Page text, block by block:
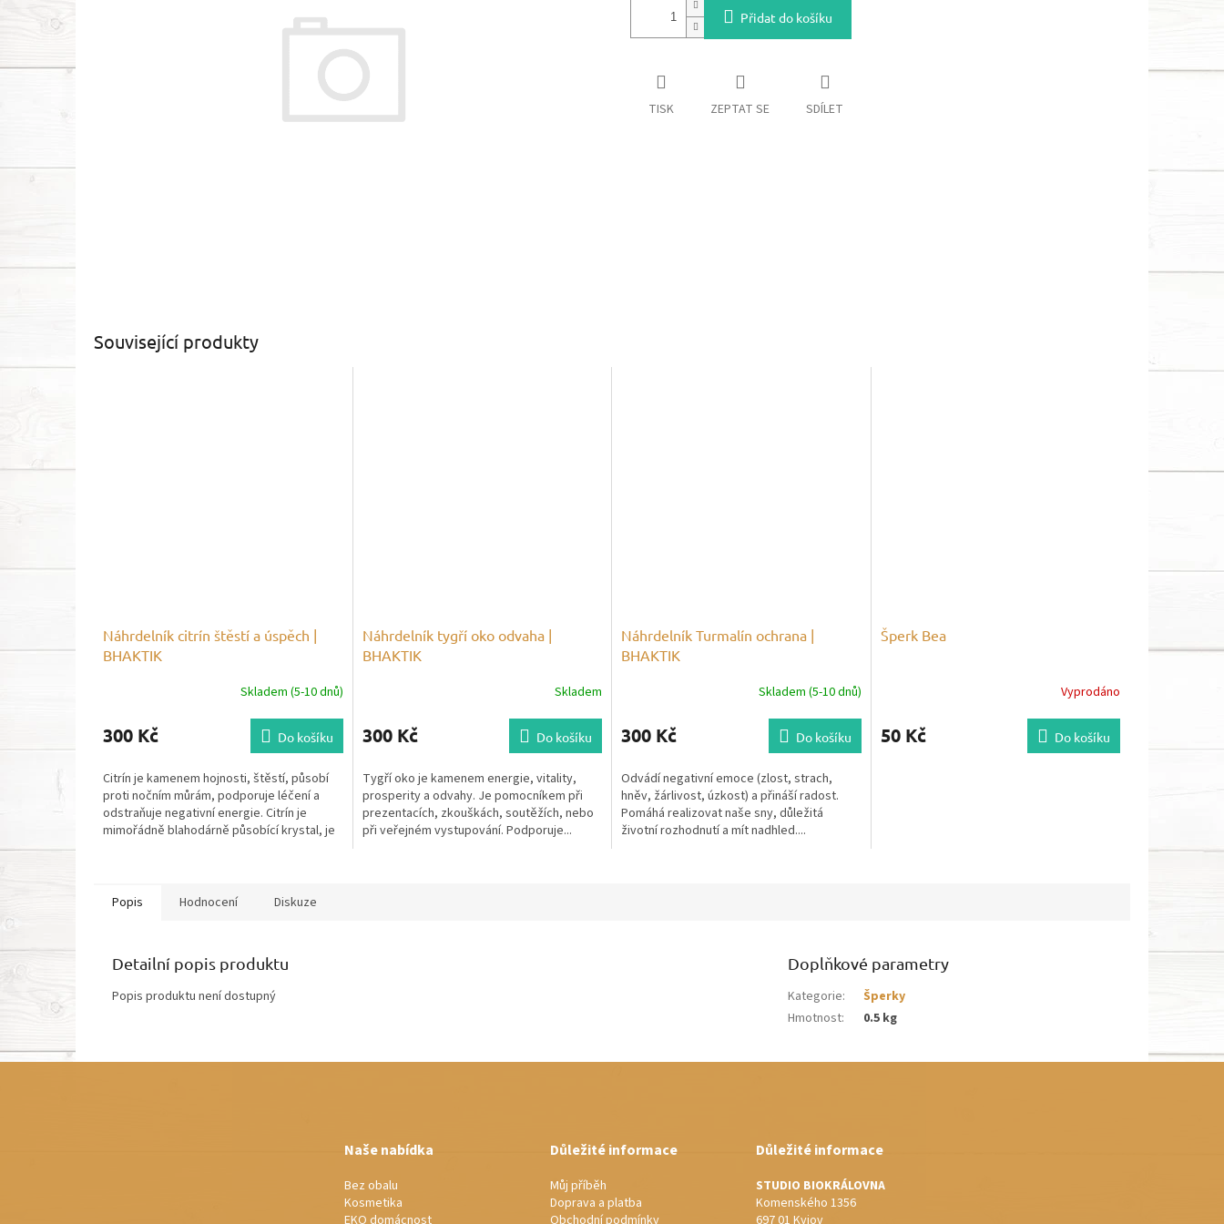
Přidat do košíku
TISK ZEPTAT SE SDÍLET
Související produkty
Náhrdelník citrín štěstí a úspěch |
BHAKTIK
Skladem (5-10 dnů)
300 Kč Do košíku
Citrín je kamenem hojnosti, štěstí, působí
proti nočním můrám, podporuje léčení a
odstraňuje negativní energie. Citrín je
mimořádně blahodárně působící krystal, je
Náhrdelník tygří oko odvaha |
BHAKTIK
Skladem
300 Kč Do košíku
Tygří oko je kamenem energie, vitality,
prosperity a odvahy. Je pomocníkem při
prezentacích, zkouškách, soutěžích, nebo
při veřejném vystupování. Podporuje...
Náhrdelník Turmalín ochrana |
BHAKTIK
Skladem (5-10 dnů)
300 Kč Do košíku
Odvádí negativní emoce (zlost, strach,
hněv, žárlivost, úzkost) a přináší radost.
Pomáhá realizovat naše sny, důležitá
životní rozhodnutí a mít nadhled....
Šperk Bea
Vyprodáno
50 Kč Do košíku
Popis Hodnocení Diskuze
Detailní popis produktu
Popis produktu není dostupný
Doplňkové parametry
Kategorie:
Šperky
Hmotnost: 0.5 kg
Naše nabídka
Bez obalu
Kosmetika
Důležité informace
Můj příběh
Doprava a platba
Důležité informace
STUDIO BIOKRÁLOVNA
Komenského 1356